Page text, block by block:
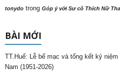
tonydo trong Góp ý với Sư cô Thích Nữ
BÀI MỚI
TT.Huế: Lễ bế mạc và tổng kết kỷ
Nam (1951-2026)